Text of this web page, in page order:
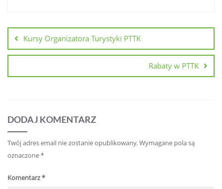
wpisuKursy Organizatora Turystyki PTTK
Rabaty w PTTK
DODAJ KOMENTARZ
Twój adres email nie zostanie opublikowany.Wymagane pola są
oznaczone*
Komentarz*